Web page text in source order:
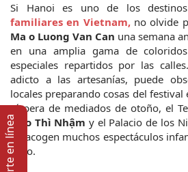
Si Hanoi es uno de los
familiares en Vietnam, no olvide
Ma o Luong Van Can una semana
en una amplia gama de
especiales repartidos por las
adicto a las artesanías, puede
locales preparando cosas del festival
Ngo Thì Nhậm y el Palacio de los
Tổ
acogen muchos espectáculos
circo.